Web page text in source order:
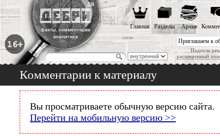
Приглашаем к
Надоела
расширенный
Главная Разделы Архив
Комментарии к материалу
Вы просматриваете обычную версию сайта.
Перейти на мобильную версию >>